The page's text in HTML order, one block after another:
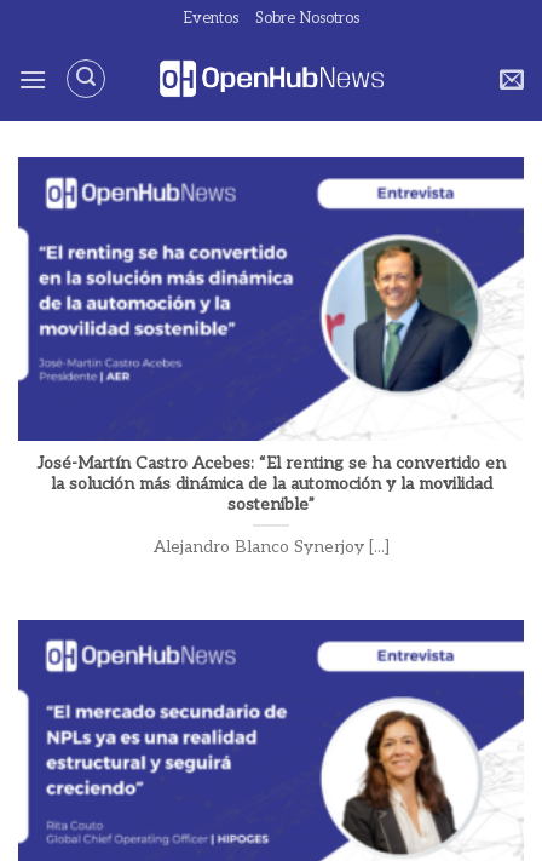
contenido
Eventos Sobre Nosotros
José-Martín Castro Acebes: “El renting se ha convertido en
la solución más dinámica de la automoción y la movilidad
sostenible”
Alejandro Blanco Synerjoy [...]